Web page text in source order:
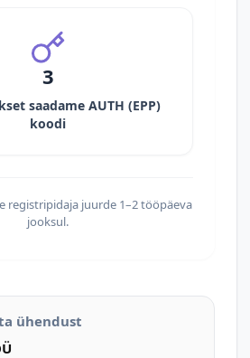
3
saadame AUTH (EPP)
koodi
registripidaja juurde 1–2 tööpäeva
jooksul.
ühendust